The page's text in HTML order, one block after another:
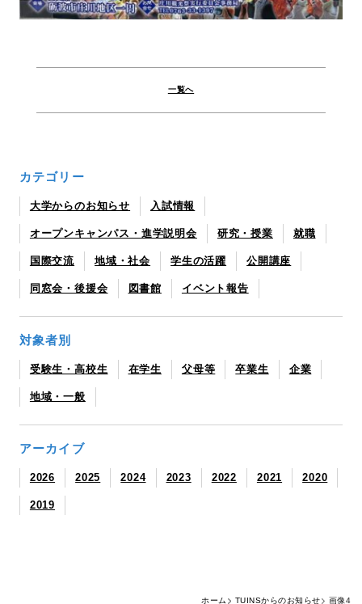
一覧へ
カテゴリー
大学からのお知らせ 入試情報
オープンキャンパス・進学説明会 研究・授業 就職
国際交流 地域・社会 学生の活躍 公開講座
同窓会・後援会 図書館 イベント報告
対象者別
受験生・高校生 在学生 父母等 卒業生 企業
地域・一般
アーカイブ
2026 2025 2024 2023 2022 2021 2020
2019
ホーム TUINSからのお知らせ 画像4